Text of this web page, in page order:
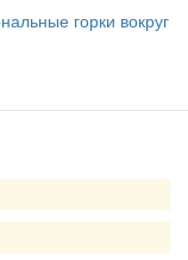
горки вокруг